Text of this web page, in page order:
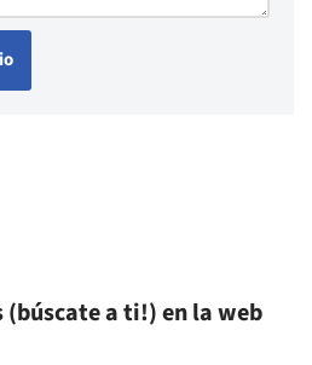
(búscate a ti!) en la web